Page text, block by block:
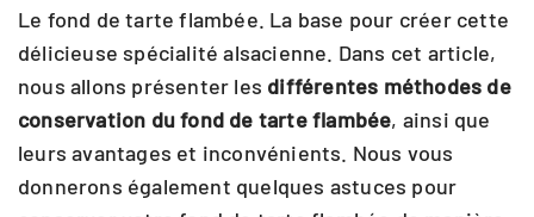
Le fond de tarte flambée. La base pour créer cette
délicieuse spécialité alsacienne. Dans cet article,
nous allons présenter les différentes méthodes de
conservation du fond de tarte flambée, ainsi que
leurs avantages et inconvénients. Nous vous
donnerons également quelques astuces pour